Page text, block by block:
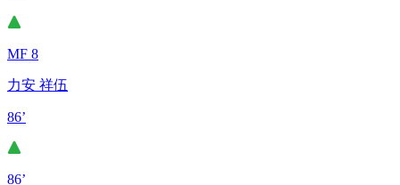
MF 8
力安 祥伍
86’
86’